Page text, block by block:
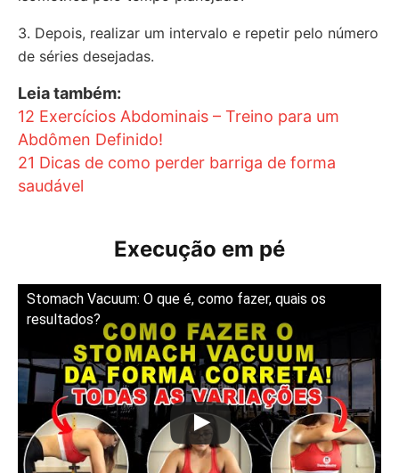
3. Depois, realizar um intervalo e repetir pelo número
de séries desejadas.
Leia também:
12 Exercícios Abdominais – Treino para um
Abdômen Definido!
21 Dicas de como perder barriga de forma
saudável
Execução em pé
Stomach Vacuum: O que é, como fazer, quais os
resultados?